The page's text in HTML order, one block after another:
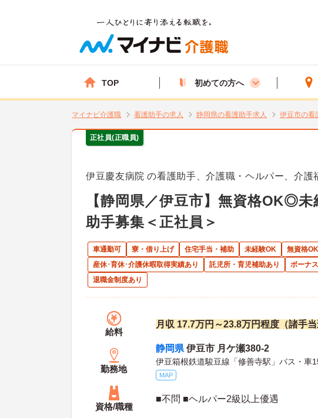
TOP 初めての方へ
マイナビ介護職 看護助手の求人 静岡県の看護助手求人 伊豆市の看
正社員(正職員)
伊豆慶友病院 の看護助手、介護職・ヘルパー、介護
【静岡県／伊豆市】無資格OK◎
助手募集＜正社員＞
車通勤可 寮・借り上げ 住宅手当・補助 未経験OK 無資格OK
産休･育休･介護休暇取得実績あり
託児所・育児補助あり ボーナ
退職金制度あり
給料
月収 17.7万円～23.8万円程度（諸手当
勤務地
静岡県 伊豆市 月ケ瀬380-2
伊豆箱根鉄道駿豆線「修善寺駅」バス・車
MAP
資格/職種
■不問 ■ヘルパー2級以上優遇